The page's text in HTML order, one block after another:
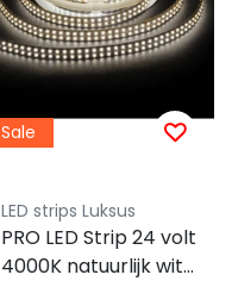
Sale
LED strips Luksus
PRO LED Strip 24 volt
4000K natuurlijk wit